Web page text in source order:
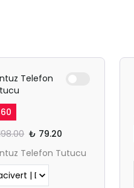
Telefon
60
₺ 79.20
Telefon Tutucu
sekmede
Safari
yapın.